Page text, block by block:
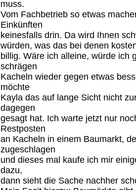
muss.
Vom Fachbetrieb so etwas
Einkünften
keinesfalls drin. Da wird Ihnen
würden, was das bei denen
billig. Wäre ich alleine, würde ich
schrägen
Kacheln wieder gegen etwas
möchte
Kayla das auf lange Sicht nicht
dagegen
gesagt hat. Ich warte jetzt nur
Restposten
an Kacheln in einem Baumarkt,
zugeschlagen
und dieses mal kaufe ich mir
dazu,
dann sieht die Sache nachher